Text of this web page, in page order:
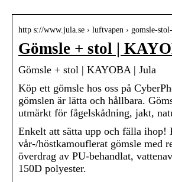
http s://www.jula.se › luftvapen › gomsle-
Gömsle + stol |
Gömsle + stol | KAYOBA | Jula
Köp ett gömsle hos oss på
gömslen är lätta och hållbara.
utmärkt för fågelskådning, jakt,
Enkelt att sätta upp och fälla ihop!
vår-/höstkamouflerat gömsle med
överdrag av PU-behandlat,
150D polyester.